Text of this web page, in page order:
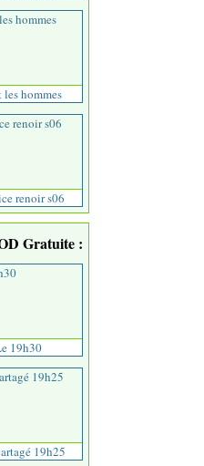
les hommes
renoir s06
Gratuite :
19h30
19h25